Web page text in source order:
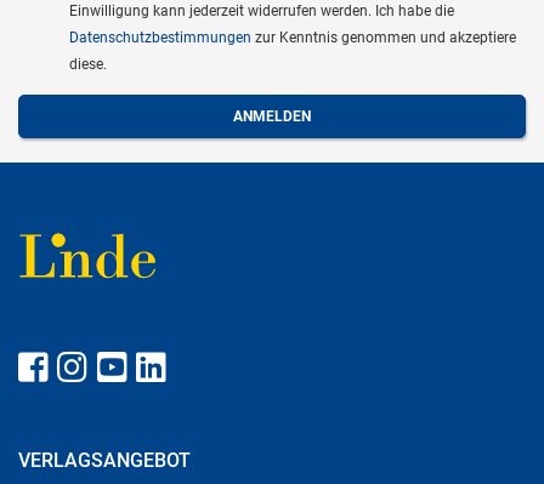
Einwilligung kann jederzeit widerrufen werden. Ich habe die
Datenschutzbestimmungen zur Kenntnis genommen und akzeptiere
diese.
VERLAGSANGEBOT